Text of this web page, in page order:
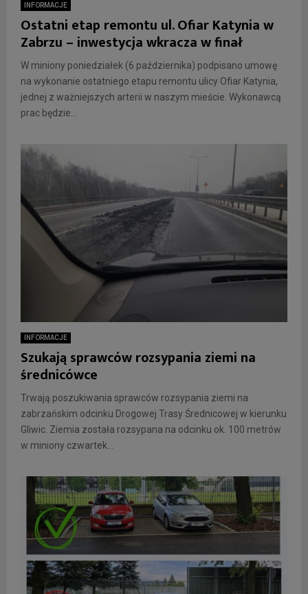
INFORMACJE
Ostatni etap remontu ul. Ofiar Katynia w
Zabrzu – inwestycja wkracza w finał
W miniony poniedziałek (6 października) podpisano umowę
na wykonanie ostatniego etapu remontu ulicy Ofiar Katynia,
jednej z ważniejszych arterii w naszym mieście. Wykonawcą
prac będzie...
INFORMACJE
Szukają sprawców rozsypania ziemi na
średnicówce
Trwają poszukiwania sprawców rozsypania ziemi na
zabrzańskim odcinku Drogowej Trasy Średnicowej w kierunku
Gliwic. Ziemia została rozsypana na odcinku ok. 100 metrów
w miniony czwartek...